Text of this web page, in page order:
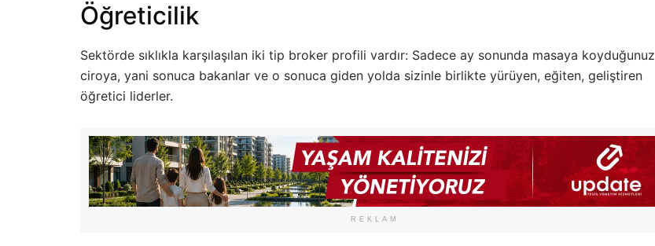
Öğreticilik
Sektörde sıklıkla karşılaşılan iki tip broker profili vardır: Sadece ay sonunda masaya koyduğunuz
ciroya, yani sonuca bakanlar ve o sonuca giden yolda sizinle birlikte yürüyen, eğiten, geliştiren
öğretici liderler.
REKLAM